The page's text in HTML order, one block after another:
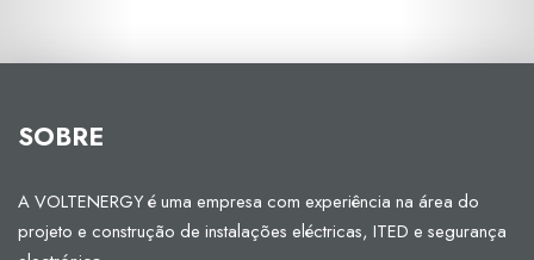
SOBRE
A VOLTENERGY é uma empresa com experiência na área do
projeto e construção de instalações eléctricas, ITED e segurança